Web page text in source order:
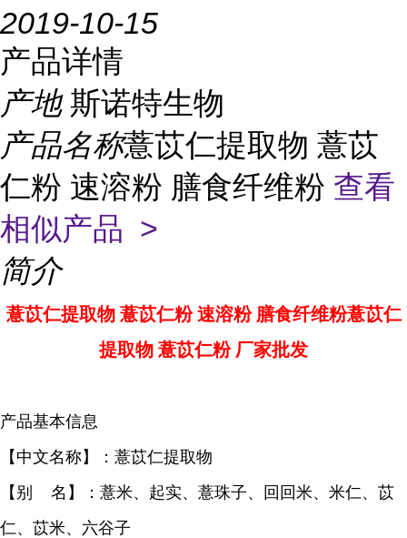
2019-10-15
产品详情
产地 斯诺特生物
产品名称薏苡仁提取物 薏苡
仁粉 速溶粉 膳食纤维粉 查看
相似产品 >
简介
薏苡仁提取物 薏苡仁粉 速溶粉 膳食纤维粉薏苡仁
提取物 薏苡仁粉 厂家批发
产品基本信息
【中文名称】：薏苡仁提取物
【别 名】：薏米、起实、薏珠子、回回米、米仁、苡
仁、苡米、六谷子